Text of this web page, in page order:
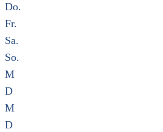
Do.
Fr.
Sa.
So.
M
D
M
D